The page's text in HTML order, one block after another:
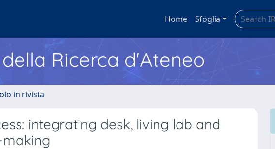
Home Sfoglia
Ricerca d'Ateneo
in rivista
integrating desk, living lab and